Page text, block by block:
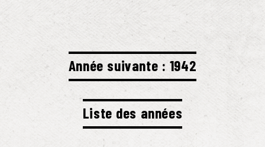
Année suivante : 1942
Liste des années